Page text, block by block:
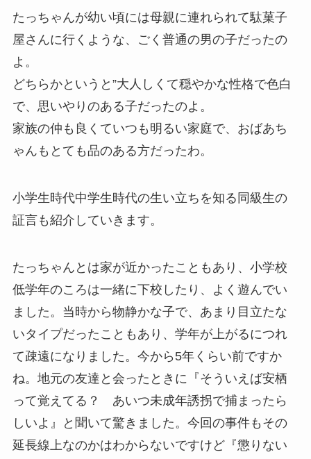
たっちゃんが幼い頃には母親に連れられて駄菓子
屋さんに行くような、ごく普通の男の子だったの
よ。
どちらかというと”大人しくて穏やかな性格で色白
で、思いやりのある子だったのよ。
家族の仲も良くていつも明るい家庭で、おばあち
ゃんもとても品のある方だったわ。
小学生時代中学生時代の生い立ちを知る同級生の
証言も紹介していきます。
たっちゃんとは家が近かったこともあり、小学校
低学年のころは一緒に下校したり、よく遊んでい
ました。当時から物静かな子で、あまり目立たな
いタイプだったこともあり、学年が上がるにつれ
て疎遠になりました。今から5年くらい前ですか
ね。地元の友達と会ったときに『そういえば安栖
って覚えてる？ あいつ未成年誘拐で捕まったら
しいよ』と聞いて驚きました。今回の事件もその
延長線上なのかはわからないですけど『懲りない